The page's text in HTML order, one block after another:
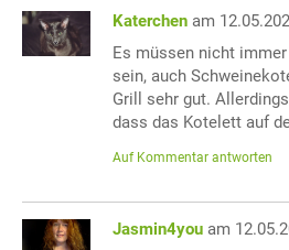
Katerchen am
Es müssen nicht immer
sein, auch
Grill sehr gut.
dass das Kotelett auf
Auf Kommentar antworten
Jasmin4you am